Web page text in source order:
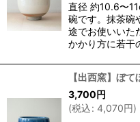
直径 約10.6〜
碗です。抹茶碗
途でお使いいた
かかり方に若干
【出西窯】ぼて
3,700円
(税込: 4,070円)